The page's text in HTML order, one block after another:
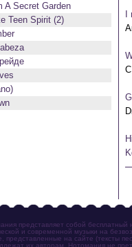
A Secret Garden
Teen Spirit (2)
представляет собой
и современной музыки на
представленные на сайте (тексты